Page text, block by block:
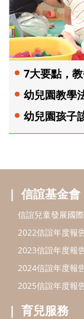
7大要點，
幼兒園教學
幼兒園孩子
信誼基金會
信誼兒童發展國
2022信誼年度報
2023信誼年度報
2024信誼年度報
2025信誼年度報
育兒服務